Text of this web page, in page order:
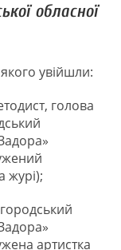
обласної
увійшли:
голова
журі);
артистка